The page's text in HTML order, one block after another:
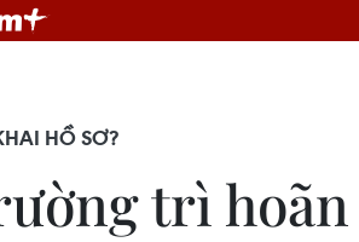
HỒ SƠ?
trì